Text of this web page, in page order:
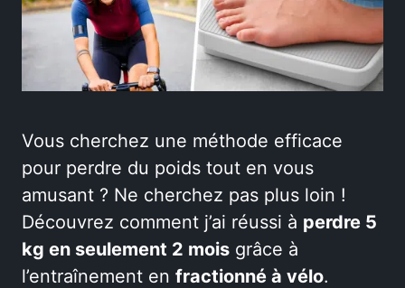
Vous cherchez une méthode efficace
pour perdre du poids tout en vous
amusant ? Ne cherchez pas plus loin !
Découvrez comment j’ai réussi à perdre 5
kg en seulement 2 mois grâce à
l’entraînement en fractionné à vélo.